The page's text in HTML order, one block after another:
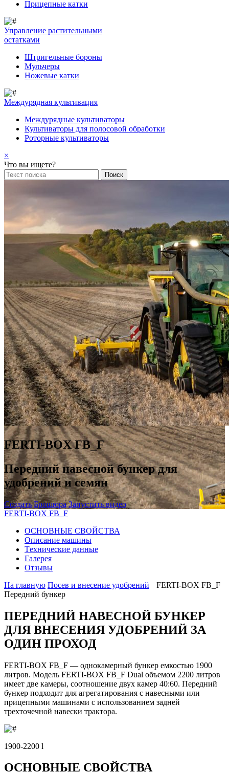
Прицепные катки
Управление растительными
остатками
Штригельные бороны
Мульчеры
Ножевые катки
Междурядная культивация
Междурядные культиваторы
Культиваторы для полосовой обработки
Роторные культиваторы
×
Что вы ищете?
FERTI-BOX FB_F
Передний навесной бункер для
удобрений и семян
Создать Брошюра Запустить видео
FERTI-BOX FB_F
ОСНОВНЫЕ СВОЙСТВА
Описание машины
Tехнические данные
Галерея
Отзывы
На главную Посев и внесение удобрений
FERTI-BOX FB_F
Передний бункер
ПЕРЕДНИЙ НАВЕСНОЙ БУНКЕР
ДЛЯ ВНЕСЕНИЯ УДОБРЕНИЙ ЗА
ОДИН ПРОХОД
FERTI-BOX FB_F — однокамерный бункер емкостью 1900
литров. Модель FERTI-BOX FB_F Dual объемом 2200 литров
имеет две камеры, соотношение двух камер 40:60. Передний
бункер подходит для агрегатирования с навесными или
прицепными машинами с использованием задней
трехточечной навески трактора.
1900-2200 l
ОСНОВНЫЕ СВОЙСТВА